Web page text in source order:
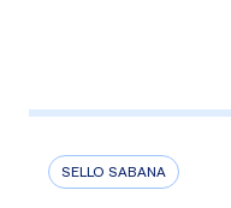
SELLO SABANA